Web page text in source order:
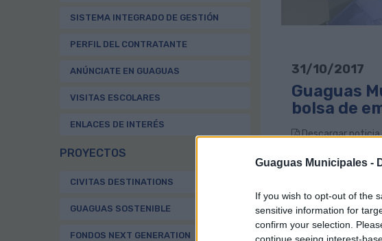
Guaguas Municipales -
If you wish to opt-out of the
sensitive information for
confirm your selection.
SISTEMA INTEGRADO DE GESTIÓN
PERFIL DEL CONTRATANTE
ANÚNCIATE EN GUAGUAS
VISITAS ESCOLARES
ENLACES DE INTERÉS
PROYECTOS
CIVITAS DESTINATIONS
GUAGUAS SOSTENIBLE
FONDOS NEXT GENERATION
31/10/2017
Guaguas
bolsa de
Descargar noticia
Guaguas
bolsa de empleo
146 aspirantes.
fueron asimilados
las líneas en las